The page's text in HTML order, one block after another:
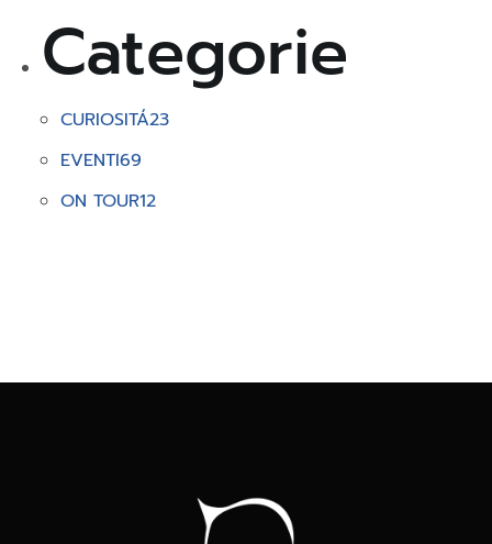
Categorie
CURIOSITÁ23
EVENTI69
ON TOUR12